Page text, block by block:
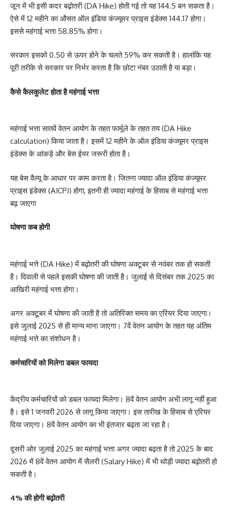
जून में भी इसी कदर बढ़ोतरी (DA Hike) होती गई तो यह 144.5 बन सकता है।
ऐसे में 12 महीने का औसत ऑल इंडिया कंज्यूमर प्राइस इंडेक्स 144.17 होगा।
इससे महंगाई भत्ता 58.85% होगा।
सरकार इसको 0.50 से ऊपर होने के चलते 59% कर सकती है। हालांकि यह
पूरी तरीके से सरकार पर निर्भर करता है कि छोटा नंबर उठाती है या बड़ा।
कैसे कैलकुलेट होता है महंगाई भत्ता
महंगाई भत्ता सातवें वेतन आयोग के तहत फार्मूले के तहत तय (DA Hike
calculation) किया जाता है। इसमें 12 महीने के ऑल इंडिया कंज्यूमर प्राइस
इंडेक्स के आंकड़े और बेस ईयर जरूरी होता है।
यह बेस वैल्यू के आधार पर काम करता है। जितना ज्यादा ऑल इंडिया कंज्यूमर
प्राइस इंडेक्स (AICPI) होगा, इतनी ही ज्यादा महंगाई के हिसाब से महंगाई भत्ता
बढ़ जाएगा
घोषणा कब होगी
महंगाई भत्ते (DA Hike) में बढ़ोतरी की घोषणा अक्टूबर से नवंबर तक हो सकती
है। दिवाली से पहले इसकी घोषणा की जाती है। जुलाई से दिसंबर तक 2025 का
आखिरी महंगाई भत्ता होगा।
अगर अक्टूबर में घोषणा की जाती है तो अतिरिक्त समय का एरियर दिया जाएगा।
इसे जुलाई 2025 से ही मान्य माना जाएगा। 7वें वेतन आयोग के तहत यह अंतिम
महंगाई भत्ते का संशोधन है।
कर्मचारियों को मिलेगा डबल फायदा
केंद्रीय कर्मचारियों को डबल फायदा मिलेगा। 8वें वेतन आयोग अभी लागू नहीं हुआ
है। इसे 1 जनवरी 2026 से लागू किया जाएगा। इस तारीख के हिसाब से एरियर
दिया जाएगा। 8वें वेतन आयोग का भी इंतजार बढ़ता जा रहा है।
दूसरी ओर जुलाई 2025 का महंगाई भत्ता अगर ज्यादा बढ़ता है तो 2025 के बाद
2026 में 8वें वेतन आयोग में सैलरी (Salary Hike) में भी थोड़ी ज्यादा बढ़ोतरी हो
सकती है।
4% की होगी बढ़ोतरी